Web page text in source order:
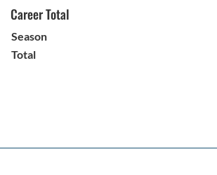
Career Total
Season
Total